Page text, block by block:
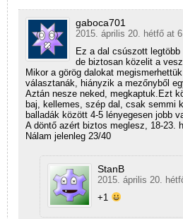
gaboca701
2015. április 20. hétfő at
Ez a dal csúszott
de biztosan közelit a
Mikor a görög dalokat
választanák, hiányzik a mezőnyből
Aztán nesze neked, megkaptuk.Ezt
baj, kellemes, szép dal, csak semmi
balladák között 4-5 lényegesen jobb
A döntő azért biztos meglesz, 18-23.
Nálam jelenleg 23/40
StanB
2015. április 20.
+1